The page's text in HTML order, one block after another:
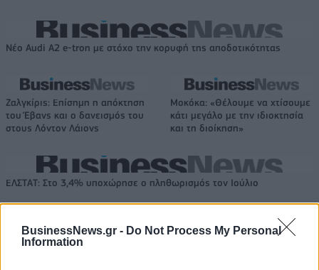
BusinessNews.gr - Do Not Process My Personal
Information
Νέο Audi A2 e-tron με στόχο την κορυφή της αποδοτικότητας
Ζαλγκίρις: Επίσημη η απόκτηση
του Έβανς και ο δανεισμός του
στους Λόντον Λάιονς
Μοκόκα: «Θέλουμε να χτίσουμε
κάτι μεγάλο με την ιδιοκτησία
και τη διοίκηση»
ΕΛΣΤΑΤ: Στο 3,4% υποχώρησε ο πληθωρισμός τον Ιούλιο